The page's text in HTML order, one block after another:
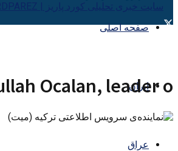
صفحه اصلی
ایران
عراق
Ocalan, leader o